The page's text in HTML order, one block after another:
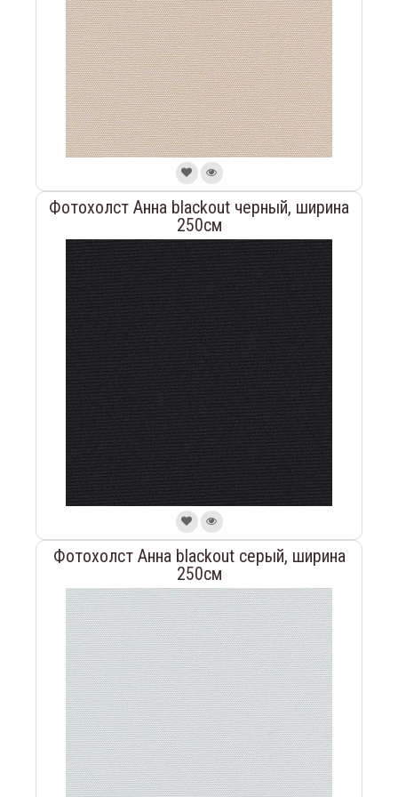
Фотохолст Анна blackout черный, ширина
250см
Фотохолст Анна blackout серый, ширина
250см